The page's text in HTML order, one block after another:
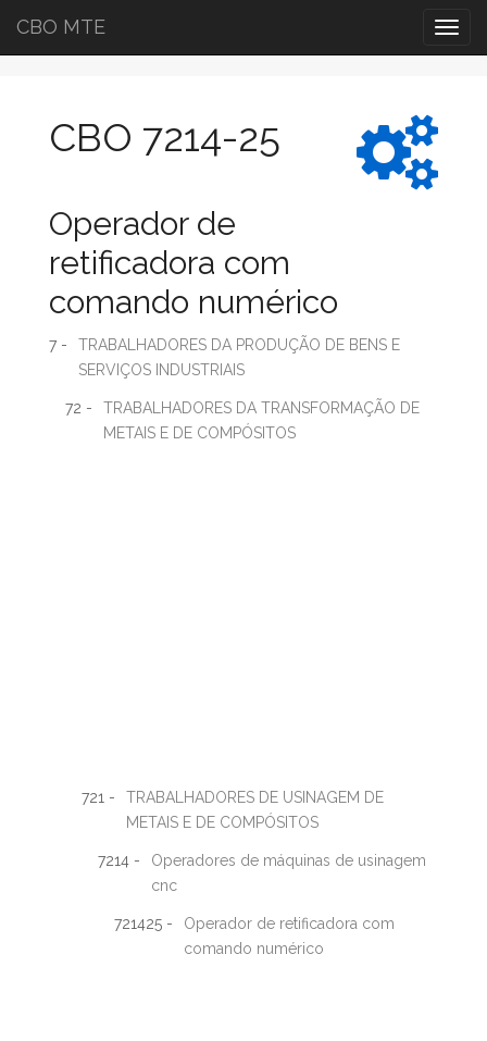
CBO MTE
CBO 7214-25
Operador de
retificadora com
comando numérico
7 -
TRABALHADORES DA PRODUÇÃO DE BENS E
SERVIÇOS INDUSTRIAIS
72 -
TRABALHADORES DA TRANSFORMAÇÃO DE
METAIS E DE COMPÓSITOS
721 -
TRABALHADORES DE USINAGEM DE
METAIS E DE COMPÓSITOS
7214 -
Operadores de máquinas de usinagem
cnc
721425 -
Operador de retificadora com
comando numérico